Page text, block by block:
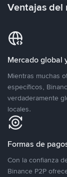
Ventajas del
Mercado global
Mientras muchas
específicos,
verdaderamente
locales.
Formas de
Con la confianza
Binance P2P